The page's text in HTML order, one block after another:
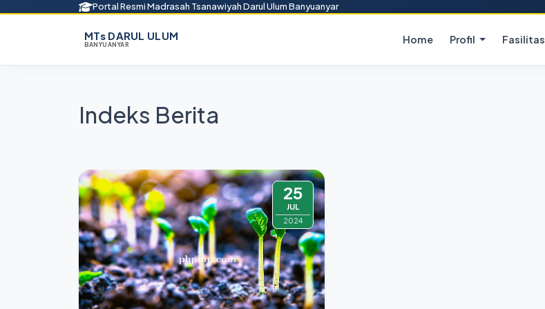
Portal Resmi Madrasah Tsanawiyah Darul Ulum Banyuanyar
MTs DARUL ULUM
BANYUANYAR Home Profil Fasilitas
Indeks Berita
25
JUL
2024